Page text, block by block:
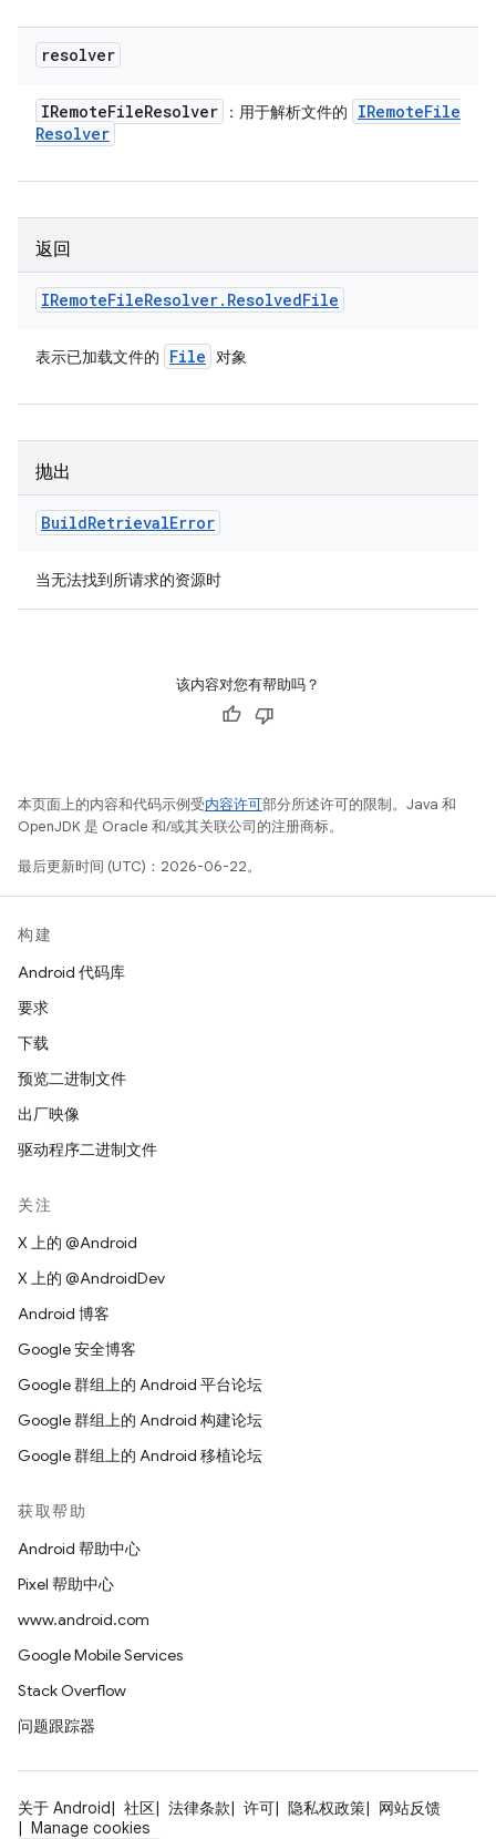
resolver
IRemoteFileResolver ：用于解析文件的 IRemoteFile
Resolver
返回
IRemoteFileResolver. ResolvedFile
表示已加载文件的 File 对象
抛出
BuildRetrievalError
当无法找到所请求的资源时
该内容对您有帮助吗？
本页面上的内容和代码示例受内容许可部分所述许可的限制。Java 和
OpenJDK 是 Oracle 和/或其关联公司的注册商标。
最后更新时间 (UTC)：2026-06-22。
构建
Android 代码库
要求
下载
预览二进制文件
出厂映像
驱动程序二进制文件
关注
X 上的 @Android
X 上的 @AndroidDev
Android 博客
Google 安全博客
Google 群组上的 Android 平台论坛
Google 群组上的 Android 构建论坛
Google 群组上的 Android 移植论坛
获取帮助
Android 帮助中心
Pixel 帮助中心
www.android.com
Google Mobile Services
Stack Overflow
问题跟踪器
关于 Android 社区 法律条款 许可 隐私权政策
网站反馈
Manage cookies